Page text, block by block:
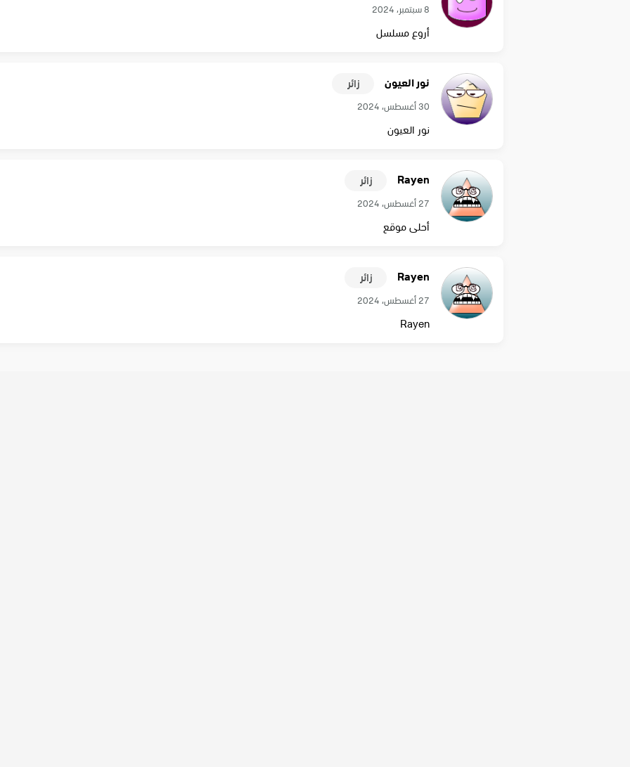
8 سبتمبر، 2024
أروع مسلسل
نور العيون زائر
30 أغسطس، 2024
نور العيون
Rayen زائر
27 أغسطس، 2024
أحلى موقع
Rayen زائر
27 أغسطس، 2024
Rayen